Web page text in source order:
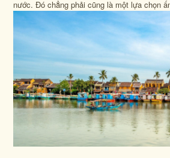
nước. Đó chẳng phải cũng là một lựa chọn